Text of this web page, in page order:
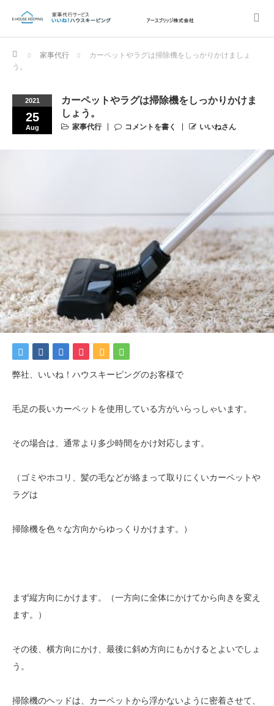
Home 家事代行
カーペットやラグは掃除機をしっかりかけましょ
う。
2021
25
Aug
カーペットやラグは掃除機をしっかりかけま
しょう。
家事代行 コメントを書く いいねさん
弊社、いいね！ハウスキーピングのお客様で
毛足の長いカーペットを使用している方がいらっしゃいます。
その場合は、通常より多少時間をかけ対応します。
（ゴミやホコリ、髪の毛などが絡まって取りにくいカーペットや
ラグは
掃除機を色々な方向からゆっくりかけます。）
まず縦方向にかけます。（一方向に全体にかけてから向きを変え
ます。）
その後、横方向にかけ、最後に斜め方向にもかけるとよいでしょ
う。
掃除機のヘッドは、カーペットから浮かないように密着させて、